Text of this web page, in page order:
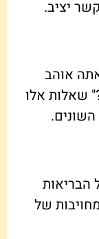
יציב.
אוהב
שאלות אלו
הבריאות
של